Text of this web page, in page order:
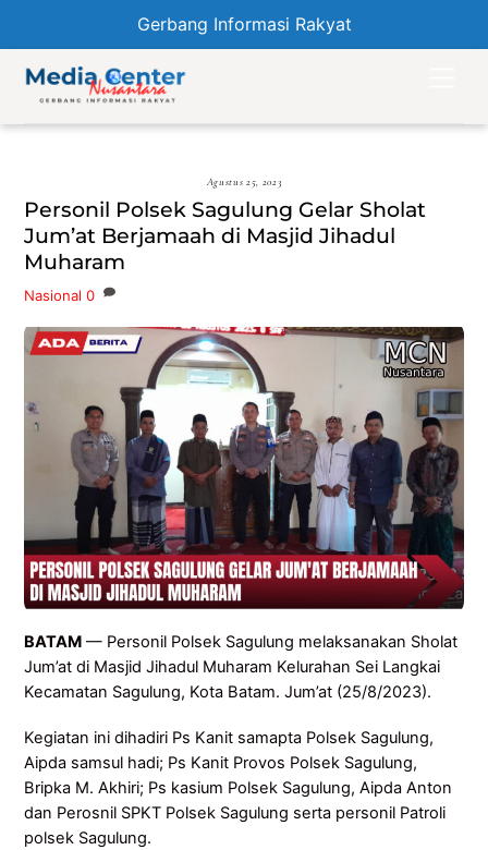
Gerbang Informasi Rakyat
content
Agustus 25, 2023
Personil Polsek Sagulung Gelar Sholat
Jum’at Berjamaah di Masjid Jihadul
Muharam
Nasional 0
BATAM — Personil Polsek Sagulung melaksanakan Sholat
Jum’at di Masjid Jihadul Muharam Kelurahan Sei Langkai
Kecamatan Sagulung, Kota Batam. Jum’at (25/8/2023).
Kegiatan ini dihadiri Ps Kanit samapta Polsek Sagulung,
Aipda samsul hadi; Ps Kanit Provos Polsek Sagulung,
Bripka M. Akhiri; Ps kasium Polsek Sagulung, Aipda Anton
dan Perosnil SPKT Polsek Sagulung serta personil Patroli
polsek Sagulung.